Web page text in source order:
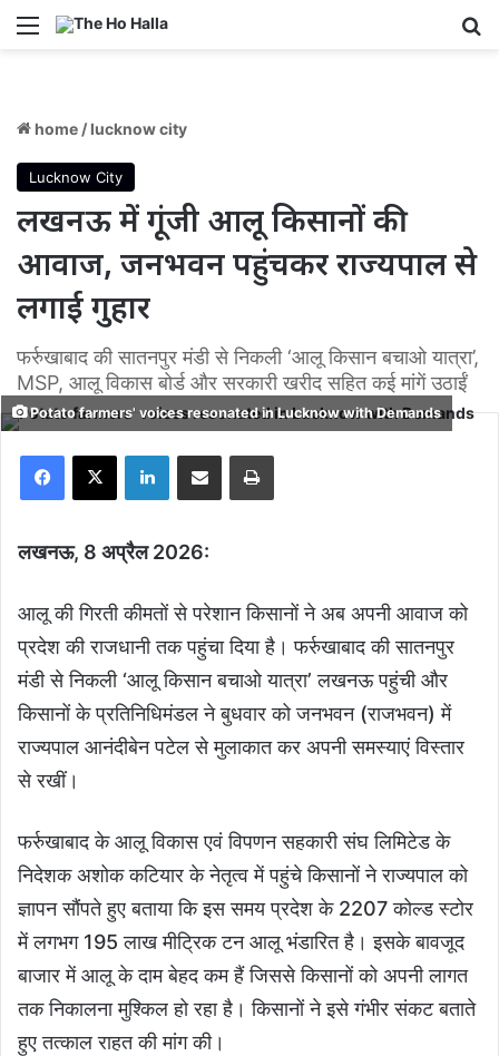
Menu
home /lucknow city
Lucknow City
लखनऊ में गूंजी आलू किसानों की
आवाज, जनभवन पहुंचकर राज्यपाल से
लगाई गुहार
फर्रुखाबाद की सातनपुर मंडी से निकली ‘आलू किसान बचाओ यात्रा’,
MSP, आलू विकास बोर्ड और सरकारी खरीद सहित कई मांगें उठाईं
Potato farmers' voices resonated in Lucknow with Demands
Facebook
X LinkedInShare via Email Print
लखनऊ, 8 अप्रैल 2026:
आलू की गिरती कीमतों से परेशान किसानों ने अब अपनी आवाज को
प्रदेश की राजधानी तक पहुंचा दिया है। फर्रुखाबाद की सातनपुर
मंडी से निकली ‘आलू किसान बचाओ यात्रा’ लखनऊ पहुंची और
किसानों के प्रतिनिधिमंडल ने बुधवार को जनभवन (राजभवन) में
राज्यपाल आनंदीबेन पटेल से मुलाकात कर अपनी समस्याएं विस्तार
से रखीं।
फर्रुखाबाद के आलू विकास एवं विपणन सहकारी संघ लिमिटेड के
निदेशक अशोक कटियार के नेतृत्व में पहुंचे किसानों ने राज्यपाल को
ज्ञापन सौंपते हुए बताया कि इस समय प्रदेश के 2207 कोल्ड स्टोर
में लगभग 195 लाख मीट्रिक टन आलू भंडारित है। इसके बावजूद
बाजार में आलू के दाम बेहद कम हैं जिससे किसानों को अपनी लागत
तक निकालना मुश्किल हो रहा है। किसानों ने इसे गंभीर संकट बताते
हुए तत्काल राहत की मांग की।